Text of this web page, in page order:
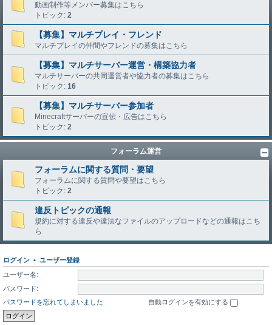
動画制作等メンバー募集はこちら
トピック: 2
【募集】マルチプレイ・フレンド
マルチプレイの仲間やフレンドの募集はこちら
【募集】マルチサーバー運営・構築協力者
マルチサーバーの共同運営者や協力者の募集はこちら
トピック: 16
【募集】マルチサーバー参加者
Minecraftサーバーの宣伝・広告はこちら
トピック: 2
フォーラム運営
フォーラムに関する質問・要望
フォーラムに関する質問や要望はこちら
トピック: 2
違反トピックの通報
規約に対する違反や違法なファイルのアップロードなどの通報はこち
ら
ログイン • ユーザー登録
ユーザー名:
パスワード:
パスワードを忘れてしまいました
自動ログインを有効にする